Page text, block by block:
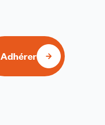
Adhérer